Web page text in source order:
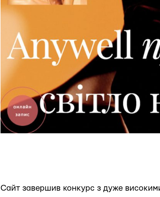
Сайт завершив конкурс з дуже високими